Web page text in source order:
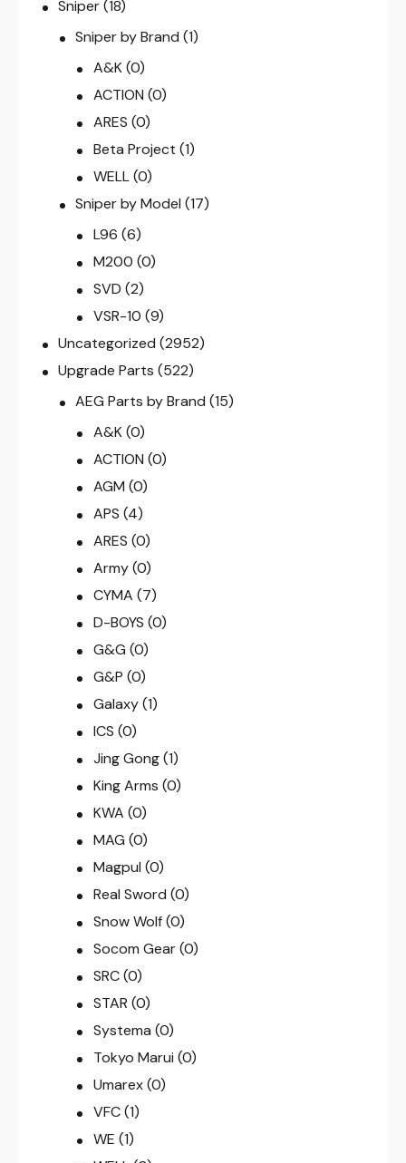
Sniper(18)
Sniper by Brand (1)
A&K (0)
ACTION (0)
ARES (0)
Beta Project (1)
WELL (0)
Sniper by Model (17)
L96 (6)
M200 (0)
SVD (2)
VSR-10 (9)
Uncategorized (2952)
Upgrade Parts (522)
AEG Parts by Brand (15)
A&K (0)
ACTION (0)
AGM (0)
APS (4)
ARES (0)
Army (0)
CYMA (7)
D-BOYS (0)
G&G (0)
G&P (0)
Galaxy (1)
ICS (0)
Jing Gong (1)
King Arms (0)
KWA (0)
MAG (0)
Magpul (0)
Real Sword (0)
Snow Wolf (0)
Socom Gear (0)
SRC (0)
STAR (0)
Systema (0)
Tokyo Marui (0)
Umarex (0)
VFC (1)
WE (1)